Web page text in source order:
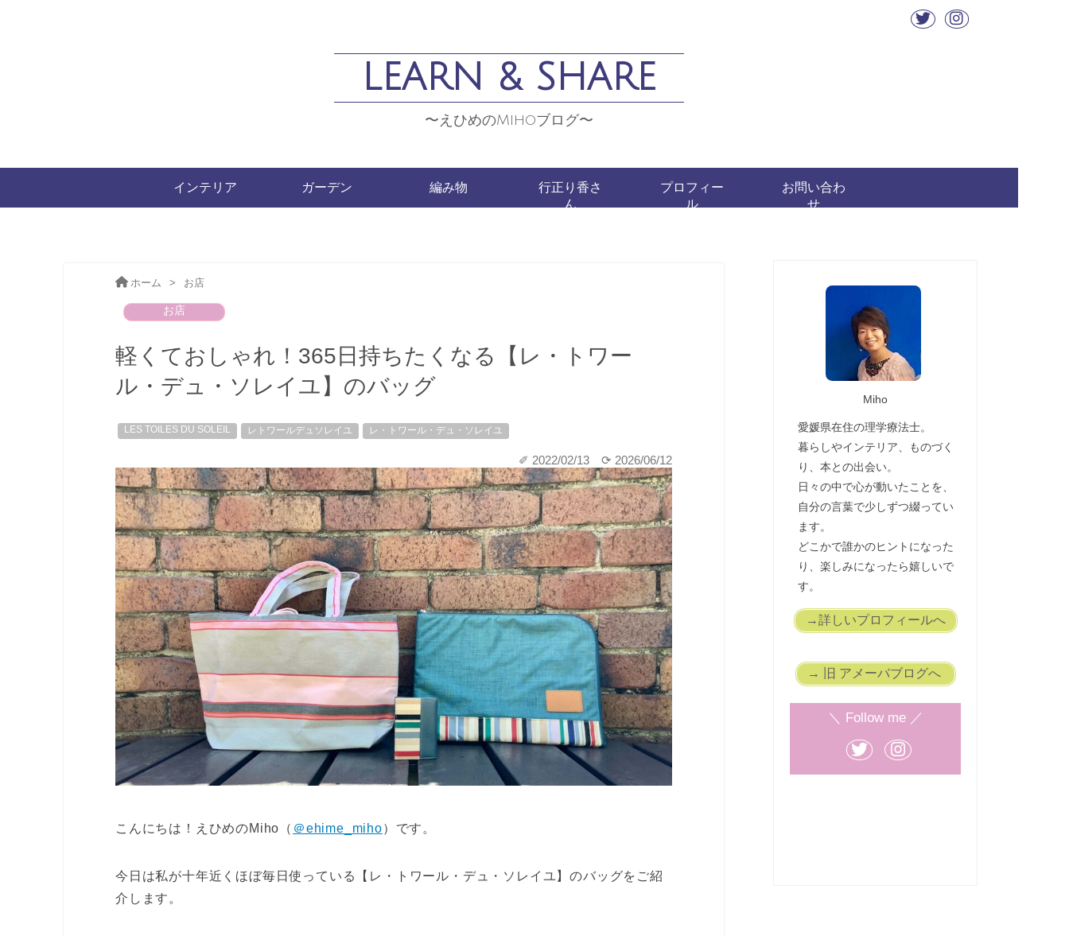
LEARN & SHARE
〜えひめのMihoブログ〜
インテリア ガーデン 編み物
行正り香さ
ん
プロフィー
ル
お問い合わ
せ
ホーム > お店
お店
軽くておしゃれ！365日持ちたくなる【レ・トワー
ル・デュ・ソレイユ】のバッグ
LES TOILES DU SOLEIL レトワールデュソレイユ レ・トワール・デュ・ソレイユ
✐ 2022/02/13 ⟳ 2026/06/12
こんにちは！えひめのMiho（ ＠ehime_miho）です。
今日は私が十年近くほぼ毎日使っている【 レ・トワール・デュ・ソレイユ】のバッグをご紹
介します。
Miho
愛媛県在住の理学療法士。
暮らしやインテリア、ものづく
り、本との出会い。
日々の中で心が動いたことを、
自分の言葉で少しずつ綴ってい
ます。
どこかで誰かのヒントになった
り、楽しみになったら嬉しいで
す。
→詳しいプロフィールへ
→ 旧 アメーバブログへ
＼ Follow me ／